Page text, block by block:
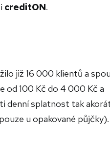
creditON.
již 16 000 klientů a
od 100 Kč do 4 000 Kč a
denní splatnost tak
u opakované půjčky).